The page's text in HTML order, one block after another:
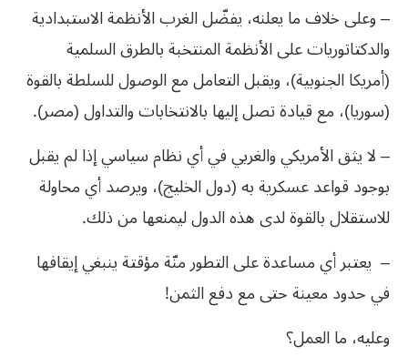
– وعلى خلاف ما يعلنه، يفضّل الغرب الأنظمة الاستبدادية
والدكتاتوريات على الأنظمة المنتخبة بالطرق السلمية
(أمريكا الجنوبية)، ويقبل التعامل مع الوصول للسلطة بالقوة
(سوريا)، مع قيادة تصل إليها بالانتخابات والتداول (مصر).
– لا يثق الأمريكي والغربي في أي نظام سياسي إذا لم يقبل
بوجود قواعد عسكرية به (دول الخليج)، ويرصد أي محاولة
للاستقلال بالقوة لدى هذه الدول ليمنعها من ذلك.
– يعتبر أي مساعدة على التطور منّة مؤقتة ينبغي إيقافها
في حدود معينة حتى مع دفع الثمن!
وعليه، ما العمل؟